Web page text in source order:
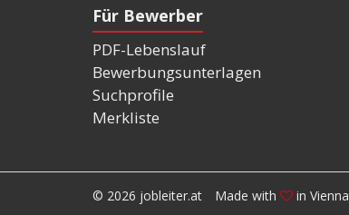
Für Bewerber
PDF-Lebenslauf
Bewerbungsunterlagen
Suchprofile
Merkliste
© 2026 jobleiter.at Made with in Vienna